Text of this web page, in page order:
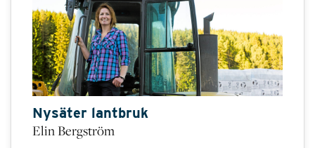
Nysäter lantbruk
Elin Bergström